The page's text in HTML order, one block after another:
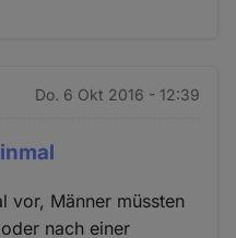
Do. 6 Okt 2016 - 12:39
vor, Männer müssten
nach einer